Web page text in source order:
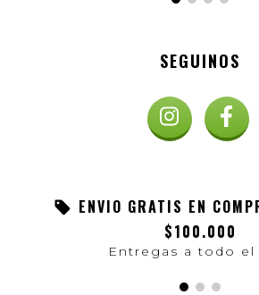
SEGUINOS
ENVIO GRATIS EN
$100.000
Entregas a todo el